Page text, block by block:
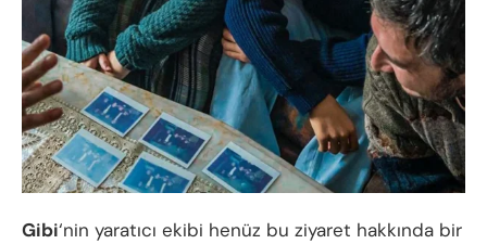
Gibi‘nin yaratıcı ekibi henüz bu ziyaret hakkında bir